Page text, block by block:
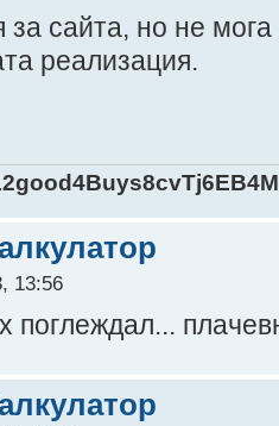
за сайта, но не
реализация.
13:56
поглеждал...